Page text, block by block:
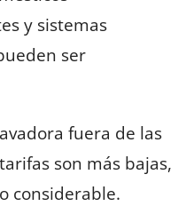
y sistemas
ser
fuera de las
son más bajas,
considerable.